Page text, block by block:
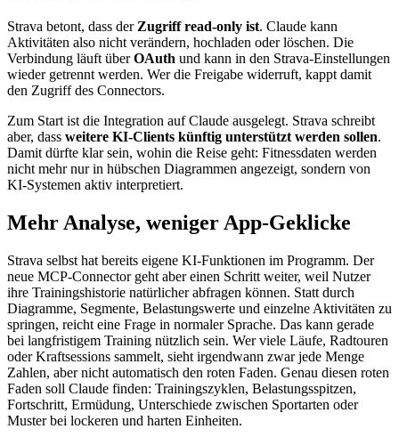
Strava betont, dass der Zugriff read-only ist. Claude kann
Aktivitäten also nicht verändern, hochladen oder löschen. Die
Verbindung läuft überOAuth und kann in den Strava-Einstellungen
wieder getrennt werden. Wer die Freigabe widerruft, kappt damit
den Zugriff des Connectors.
Zum Start ist die Integration auf Claude ausgelegt. Strava schreibt
aber, dass weitere KI-Clients künftig unterstützt werden sollen.
Damit dürfte klar sein, wohin die Reise geht: Fitnessdaten werden
nicht mehr nur in hübschen Diagrammen angezeigt, sondern von
KI-Systemen aktiv interpretiert.
Mehr Analyse, weniger App-Geklicke
Strava selbst hat bereits eigene KI-Funktionen im Programm. Der
neue MCP-Connector geht aber einen Schritt weiter, weil Nutzer
ihre Trainingshistorie natürlicher abfragen können. Statt durch
Diagramme, Segmente, Belastungswerte und einzelne Aktivitäten zu
springen, reicht eine Frage in normaler Sprache. Das kann gerade
bei langfristigem Training nützlich sein. Wer viele Läufe, Radtouren
oder Kraftsessions sammelt, sieht irgendwann zwar jede Menge
Zahlen, aber nicht automatisch den roten Faden. Genau diesen roten
Faden soll Claude finden: Trainingszyklen, Belastungsspitzen,
Fortschritt, Ermüdung, Unterschiede zwischen Sportarten oder
Muster bei lockeren und harten Einheiten.